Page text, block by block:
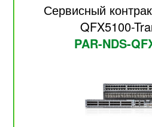
Сервисный
QFX5100-
PAR-NDS-